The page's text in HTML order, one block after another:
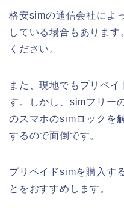
格安simの通信会社によ
している場合もありま
ください。
また、現地でもプリペ
す。しかし、simフリー
のスマホのsimロックを
するので面倒です。
プリペイドsimを購入す
とをおすすめします。